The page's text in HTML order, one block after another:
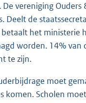
vereniging
Deelt de
het ministerie
worden. 14%
te zijn.
moet
Scholen